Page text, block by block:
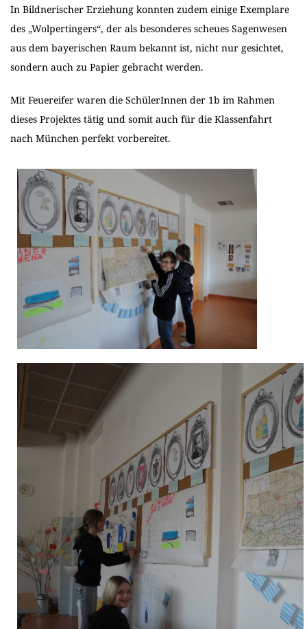
In Bildnerischer Erziehung konnten zudem einige Exemplare
des „Wolpertingers“, der als besonderes scheues Sagenwesen
aus dem bayerischen Raum bekannt ist, nicht nur gesichtet,
sondern auch zu Papier gebracht werden.
Mit Feuereifer waren die SchülerInnen der 1b im Rahmen
dieses Projektes tätig und somit auch für die Klassenfahrt
nach München perfekt vorbereitet.